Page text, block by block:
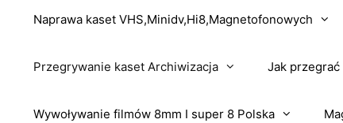
Naprawa kaset VHS,Minidv,Hi8,Magnetofonowych
Przegrywanie kaset Archiwizacja Jak
Wywoływanie filmów 8mm I super 8 Polska